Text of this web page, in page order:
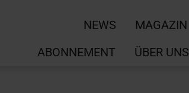
NEWS MAGAZIN
ABONNEMENT
ÜBER UNS